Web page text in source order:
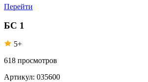
Перейти
БС 1
5+
618 просмотров
Артикул: 035600